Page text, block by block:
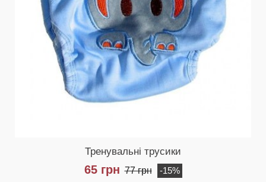
Тренувальні трусики
65 грн 77 грн
-15%